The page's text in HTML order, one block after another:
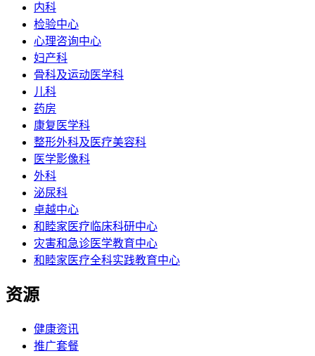
内科
检验中心
心理咨询中心
妇产科
骨科及运动医学科
儿科
药房
康复医学科
整形外科及医疗美容科
医学影像科
外科
泌尿科
卓越中心
和睦家医疗临床科研中心
灾害和急诊医学教育中心
和睦家医疗全科实践教育中心
资源
健康资讯
推广套餐